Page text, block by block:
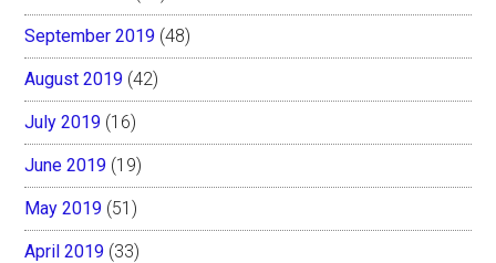
September 2019 (48)
August 2019 (42)
July 2019 (16)
June 2019 (19)
May 2019 (51)
April 2019 (33)